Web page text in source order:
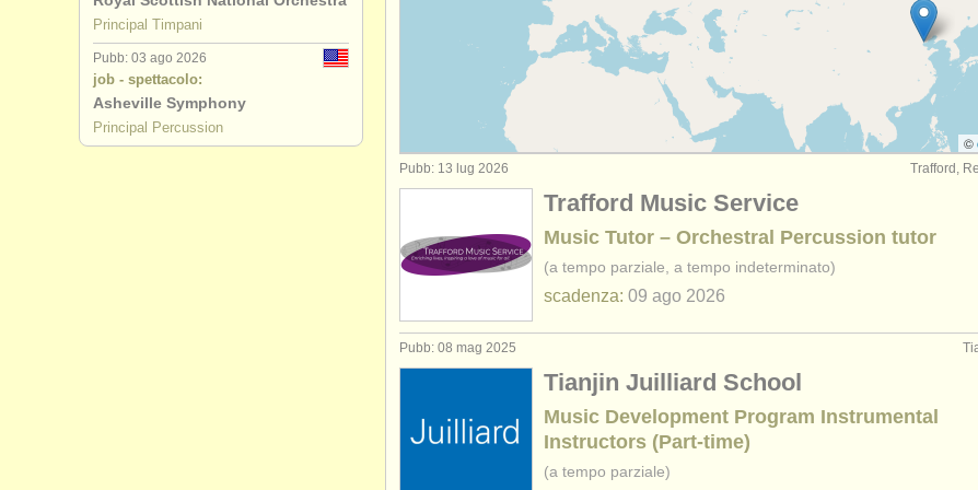
concorso timpani (7)
strumenti in vendita: timpani
strumenti in vendita: percussioni a suono indeterminato (1)
strumenti in vendita: percussioni a suono determinato
percussioni smarrito
©
Trafford,
Pubb: 13 lug 2026
Trafford Music Service
Music Tutor – Orchestral Percussion tutor
(a tempo parziale, a tempo indeterminato)
scadenza: 09 ago 2026
Pubb: 08 mag 2025
Tianjin Juilliard School
Music Development Program Instrumental
Instructors (Part-time)
(a tempo parziale)
Principal Timpani
Pubb: 03 ago 2026
job - spettacolo:
Asheville Symphony
Principal Percussion